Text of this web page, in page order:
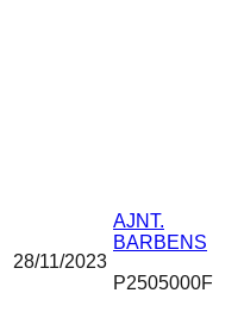
28/11/2023
AJNT.
BARBENS
P2505000F